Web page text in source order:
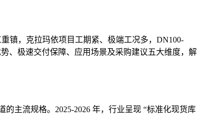
镇，克拉玛依项目工期紧、极端工况多，DN100-
、极速交付保障、应用场景及采购建议五大维度，解
的主流规格。2025-2026 年，行业呈现 “标准化现货库